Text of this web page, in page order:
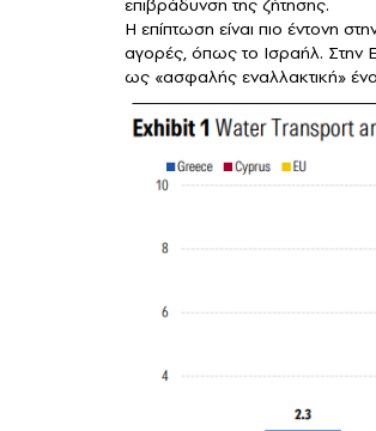
επιβράδυνση της ζήτησης.
Η επίπτωση είναι πιο έντονη
αγορές, όπως το Ισραήλ. Στην
ως «ασφαλής εναλλακτική»